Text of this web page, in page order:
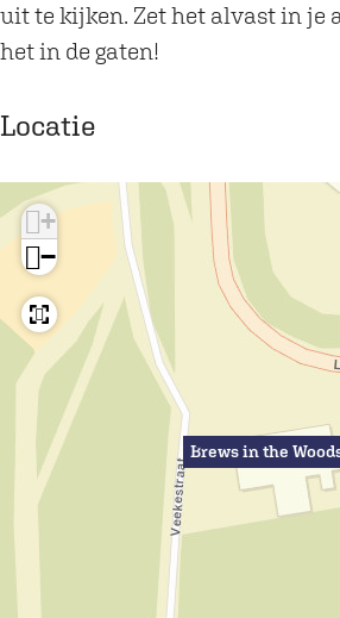
uit te kijken. Zet het alvast in je
het in de gaten!
Locatie
Brews in the
+
−